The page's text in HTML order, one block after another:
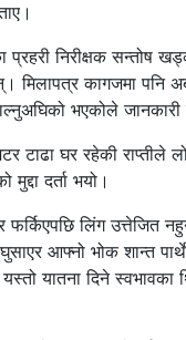
प्रहरी निरीक्षक
मिलापत्र कागजमा पनि
भएकोले
टाढा घर रहेकी
दर्ता भयो।
फर्किएपछि लिंग
आफ्नो भोक शान्त
यातना दिने